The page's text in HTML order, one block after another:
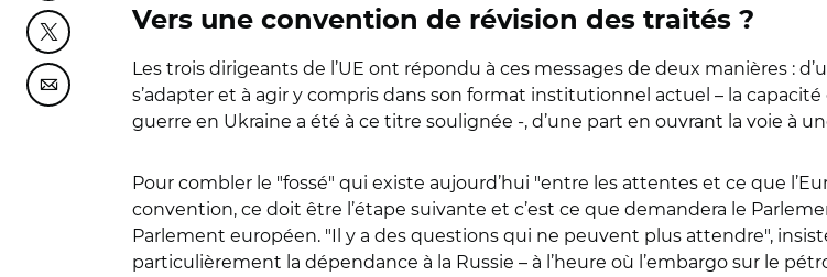
Partager cette page sur Twitter
Partager cette page sur Courriel
Vers une convention de révision des traités ?
Les trois dirigeants de l’UE ont répondu à ces messages de deux manières :
s’adapter et à agir y compris dans son format institutionnel actuel – la
guerre en Ukraine a été à ce titre soulignée -, d’une part en ouvrant la voie à
Pour combler le "fossé" qui existe aujourd’hui "entre les attentes et ce que
convention, ce doit être l’étape suivante et c’est ce que demandera le
Parlement européen. "Il y a des questions qui ne peuvent plus attendre",
particulièrement la dépendance à la Russie – à l’heure où l’embargo sur le